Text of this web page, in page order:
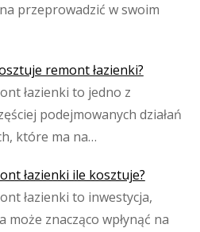
przeprowadzić w swoim
remont łazienki?
łazienki to jedno z
podejmowanych działań
które ma na…
łazienki ile kosztuje?
łazienki to inwestycja,
może znacząco wpłynąć na